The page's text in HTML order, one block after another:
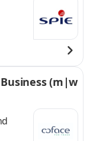
(m|w